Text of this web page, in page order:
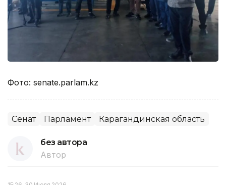
Фото: senate.parlam.kz
Сенат Парламент Карагандинская область
без автора
Автор